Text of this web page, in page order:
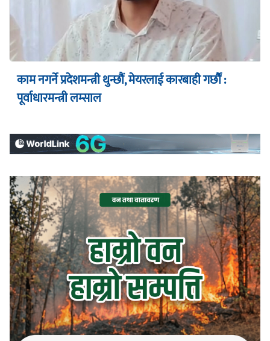
काम नगर्ने प्रदेशमन्त्री थुन्छौं, मेयरलाई कारबाही गर्छौं :
पूर्वाधारमन्त्री लम्साल